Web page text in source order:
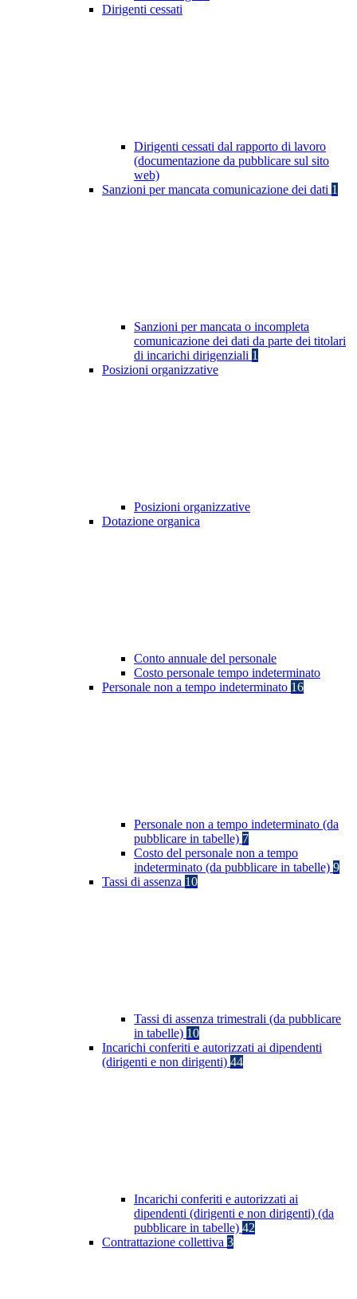
Dirigenti cessati
Dirigenti cessati dal rapporto di lavoro
(documentazione da pubblicare sul sito
web)
Sanzioni per mancata comunicazione dei dati 1
Sanzioni per mancata o incompleta
comunicazione dei dati da parte dei titolari
di incarichi dirigenziali 1
Posizioni organizzative
Posizioni organizzative
Dotazione organica
Conto annuale del personale
Costo personale tempo indeterminato
Personale non a tempo indeterminato 16
Personale non a tempo indeterminato (da
pubblicare in tabelle) 7
Costo del personale non a tempo
indeterminato (da pubblicare in tabelle) 9
Tassi di assenza 10
Tassi di assenza trimestrali (da pubblicare
in tabelle) 10
Incarichi conferiti e autorizzati ai dipendenti
(dirigenti e non dirigenti) 44
Incarichi conferiti e autorizzati ai
dipendenti (dirigenti e non dirigenti) (da
pubblicare in tabelle) 42
Contrattazione collettiva 3